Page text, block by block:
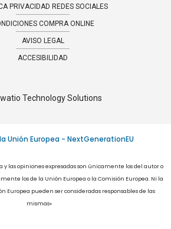
PRIVACIDAD REDES SOCIALES
COMPRA ONLINE​
AVISO LEGAL
ACCESIBILIDAD
Technology Solutions
Unión Europea - NextGenerationEU
y las opiniones expresadas son únicamente los del autor o
los de la Unión Europea o la Comisión Europea. Ni la
Europea pueden ser consideradas responsables de las
mismas»